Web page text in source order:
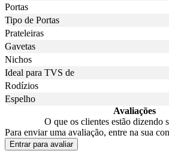
Portas
Tipo de Portas
Prateleiras
Gavetas
Nichos
Ideal para TVS de
Rodízios
Espelho
Avaliações
O que os clientes estão dizendo
Para enviar uma avaliação, entre na sua
Entrar para avaliar